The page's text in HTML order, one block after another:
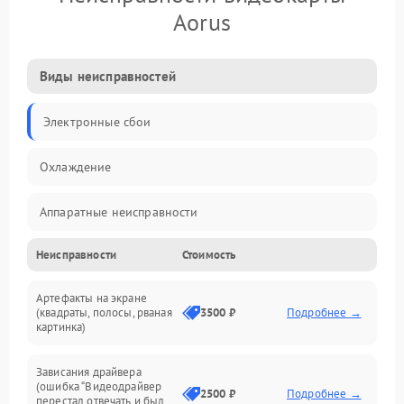
Aorus
Виды неисправностей
Электронные сбои
Охлаждение
Аппаратные неисправности
Перегрев и термопроблемы
Видео
Интерфейсные и коммуникационные проблемы
Неисправности Стоимость
Артефакты на экране
(квадраты, полосы, рваная
картинка)
3500 ₽ Подробнее →
Зависания драйвера
(ошибка “Видеодрайвер
2500 ₽ Подробнее →